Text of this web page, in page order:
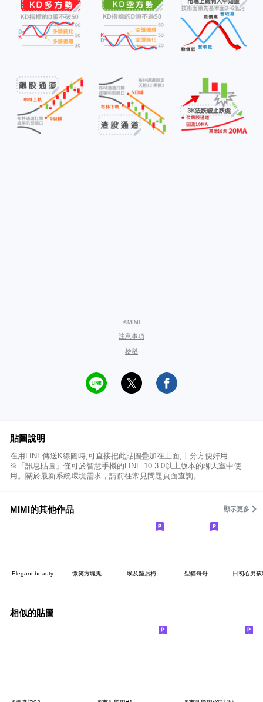
©MIMI
注意事項
檢舉
貼圖說明
在用LINE傳送K線圖時,可直接把此貼圖疊加在上面,十分方便好用
※「訊息貼圖」僅可於智慧手機的LINE 10.3.0以上版本的聊天室中使
用。關於最新系統環境需求，請前往常見問題頁面查詢。
MIMI的其他作品 顯示更多
Elegant beauty 微笑方塊鬼 埃及豔后梅 聖貓哥哥 日初心男
相似的貼圖